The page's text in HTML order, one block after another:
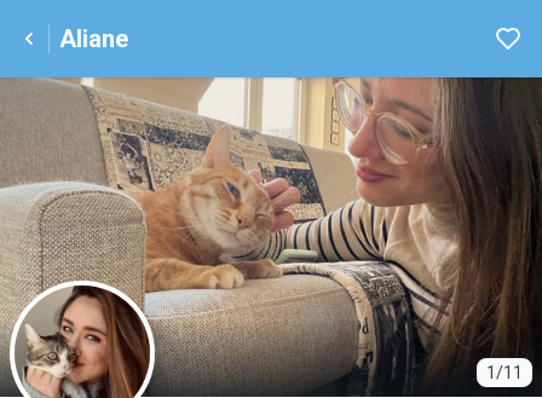
Aliane
1/11
A